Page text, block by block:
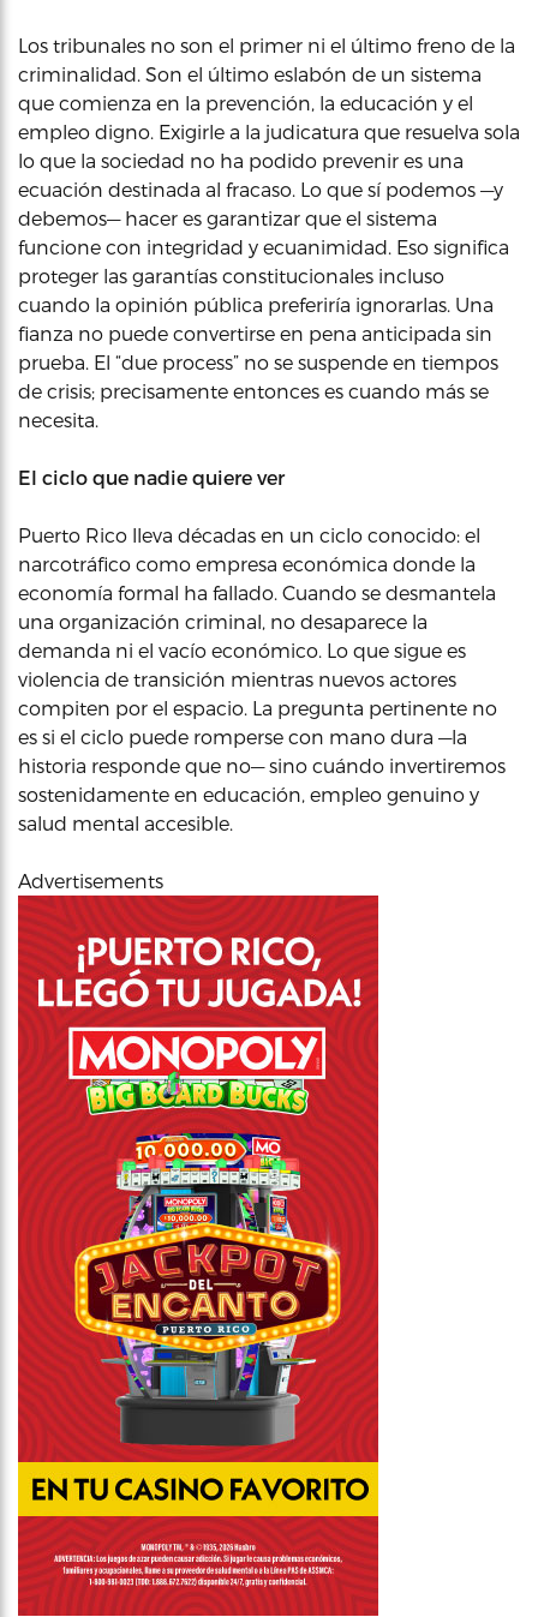
Los tribunales no son el primer ni el último freno de la
criminalidad. Son el último eslabón de un sistema
que comienza en la prevención, la educación y el
empleo digno. Exigirle a la judicatura que resuelva sola
lo que la sociedad no ha podido prevenir es una
ecuación destinada al fracaso. Lo que sí podemos —y
debemos— hacer es garantizar que el sistema
funcione con integridad y ecuanimidad. Eso significa
proteger las garantías constitucionales incluso
cuando la opinión pública preferiría ignorarlas. Una
fianza no puede convertirse en pena anticipada sin
prueba. El “due process” no se suspende en tiempos
de crisis; precisamente entonces es cuando más se
necesita.
El ciclo que nadie quiere ver
Puerto Rico lleva décadas en un ciclo conocido: el
narcotráfico como empresa económica donde la
economía formal ha fallado. Cuando se desmantela
una organización criminal, no desaparece la
demanda ni el vacío económico. Lo que sigue es
violencia de transición mientras nuevos actores
compiten por el espacio. La pregunta pertinente no
es si el ciclo puede romperse con mano dura —la
historia responde que no— sino cuándo invertiremos
sostenidamente en educación, empleo genuino y
salud mental accesible.
Advertisements